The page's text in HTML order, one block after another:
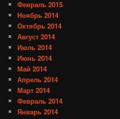
Февраль 2015
Ноябрь 2014
Октябрь 2014
Август 2014
Июль 2014
Июнь 2014
Май 2014
Апрель 2014
Март 2014
Февраль 2014
Январь 2014